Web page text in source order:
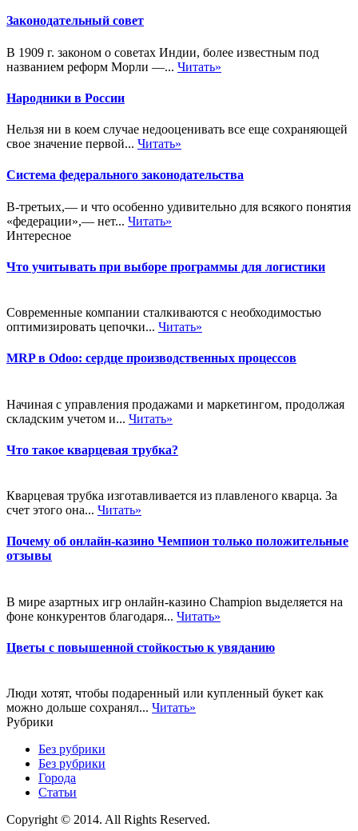
Законодательный совет
В 1909 г. законом о советах Индии, более известным под
названием реформ Морли —... Читать»
Народники в России
Нельзя ни в коем случае недооценивать все еще сохраняющей
свое значение первой... Читать»
Система федерального законодательства
В-третьих,— и что особенно удивительно для всякого понятия
«федерации»,— нет... Читать»
Интересное
Что учитывать при выборе программы для логистики
Современные компании сталкиваются с необходимостью
оптимизировать цепочки... Читать»
MRP в Odoo: сердце производственных процессов
Начиная с управления продажами и маркетингом, продолжая
складским учетом и... Читать»
Что такое кварцевая трубка?
Кварцевая трубка изготавливается из плавленого кварца. За
счет этого она... Читать»
Почему об онлайн-казино Чемпион только положительные
отзывы
В мире азартных игр онлайн-казино Champion выделяется на
фоне конкурентов благодаря... Читать»
Цветы с повышенной стойкостью к увяданию
Люди хотят, чтобы подаренный или купленный букет как
можно дольше сохранял... Читать»
Рубрики
Без рубрики
Без рубрики
Города
Статьи
Copyright © 2014. All Rights Reserved.